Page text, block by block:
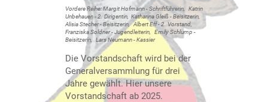
Vordere Reihe: Margit Hofmann - Schriftführerin, Katrin
Unbehauen - 2. Dirigentin, Katharina Gleiß - Beisitzerin,
Alisia Stecher - Beisitzerin, Albert Eff - 2. Vorstand,
Franziska Soldner - Jugendleiterin, Emily Schlump -
Beisitzerin, Lars Neumann - Kassier
Die Vorstandschaft wird bei der
Generalversammlung für drei
Jahre gewählt. Hier unsere
Vorstandschaft ab 2025.